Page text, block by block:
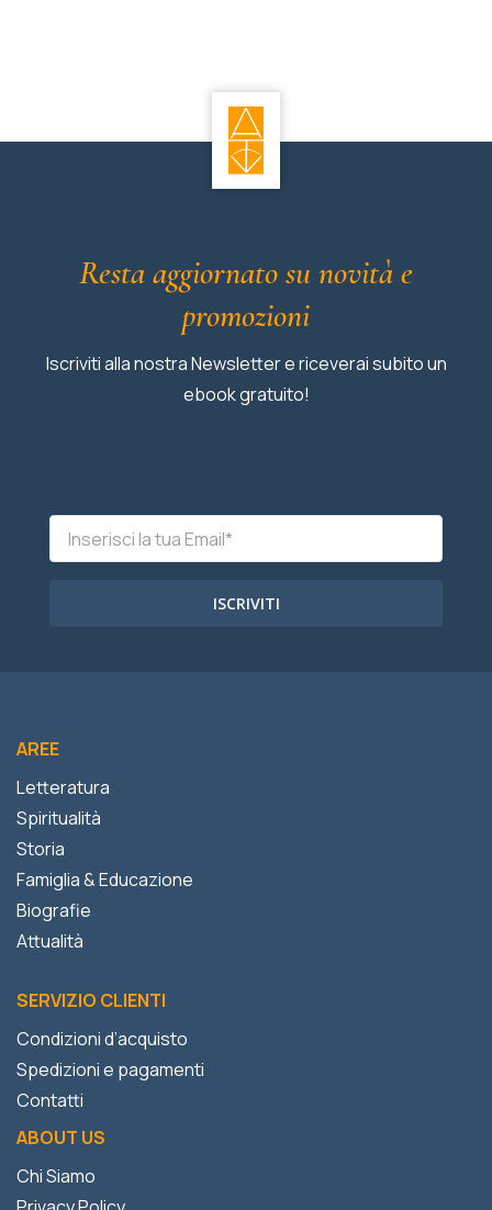
Resta aggiornato su novità e
promozioni
Iscriviti alla nostra Newsletter e riceverai subito un
ebook gratuito!
ISCRIVITI
AREE
Letteratura
Spiritualità
Storia
Famiglia & Educazione
Biografie
Attualità
SERVIZIO CLIENTI
Condizioni d’acquisto
Spedizioni e pagamenti
Contatti
ABOUT US
Chi Siamo